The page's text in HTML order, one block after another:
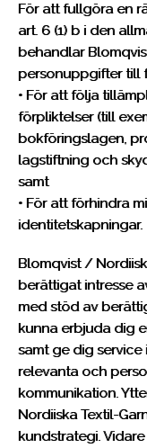
För att fullgöra en
art. 6 (1) b i den
behandlar
personuppgifter till
• För att följa
förpliktelser (till
bokföringslagen,
lagstiftning och
samt
• För att förhindra
identitetskapningar.
Blomqvist /
berättigat intresse
med stöd av
kunna erbjuda dig
samt ge dig service
relevanta och
kommunikation.
Nordiiska Textil-
kundstrategi.